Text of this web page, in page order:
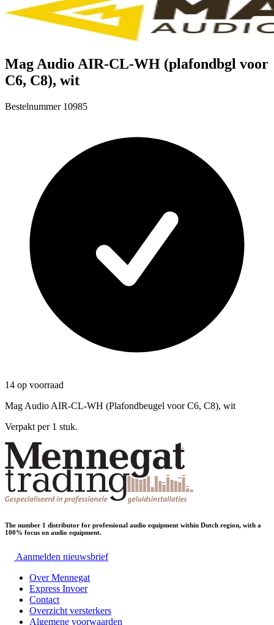
Mag Audio AIR-CL-WH (plafondbgl voor
C6, C8), wit
Bestelnummer 10985
14 op voorraad
Mag Audio AIR-CL-WH (Plafondbeugel voor C6, C8), wit
Verpakt per 1 stuk.
The number 1 distributor for professional audio equipment within Dutch region, with a
100% focus on audio equipment.
Aanmelden nieuwsbrief
Over Mennegat
Express Invoer
Contact
Overzicht versterkers
Algemene voorwaarden